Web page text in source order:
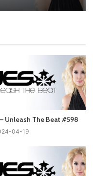
– Unleash The Beat #598
04-19